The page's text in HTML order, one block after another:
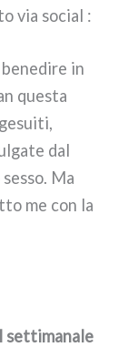
via social :
in
que­sta
dal
Ma
me con la
set­ti­ma­na­le